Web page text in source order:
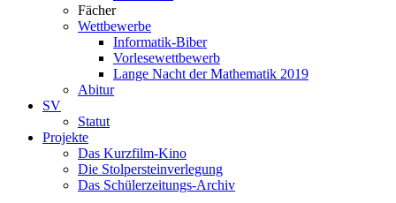
Fächer
Wettbewerbe
Informatik-Biber
Vorlesewettbewerb
Lange Nacht der Mathematik 2019
Abitur
SV
Statut
Projekte
Das Kurzfilm-Kino
Die Stolpersteinverlegung
Das Schülerzeitungs-Archiv